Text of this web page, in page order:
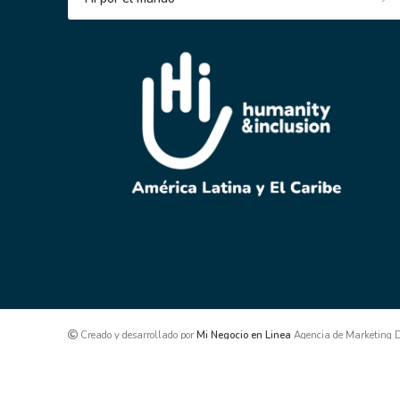
Creado y desarrollado por Mi Negocio en Linea Agencia de Marketing